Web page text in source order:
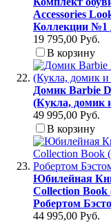
Accessories
Коллекции №1
19 795,00 Руб.
В корзину
Домик Barbie
(Кукла, домик
49 995,00 Руб.
В корзину
Юбилейная
Collection
Робертом
44 995,00 Руб.